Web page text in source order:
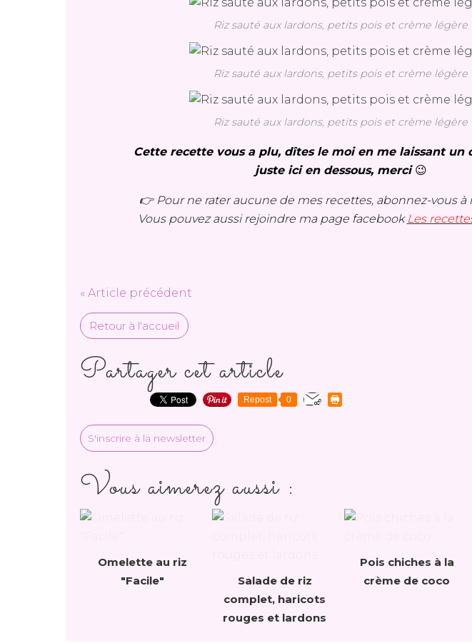
Riz sauté aux lardons, petits pois et crème légère
Riz sauté aux lardons, petits pois et crème légère
Riz sauté aux lardons, petits pois et crème légère
Cette recette vous a plu, dîtes le moi en me laissant un
juste ici en dessous, merci 😉
👉 Pour ne rater aucune de mes recettes, abonnez-vous à
Vous pouvez aussi rejoindre ma page facebook Les
« Article précédent
Retour à l'accueil
Partager cet article
Repost 0
S'inscrire à la newsletter
Vous aimerez aussi :
Omelette au riz
"Facile"
Salade de riz
complet, haricots
rouges et lardons
Pois chiches à la
crème de coco